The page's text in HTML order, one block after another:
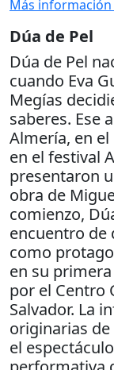
Más
Dúa de Pel
Dúa de Pel
cuando Eva
Megías
saberes. Ese
Almería, en
en el festival
presentaron
obra de
comienzo,
encuentro de
como
en su
por el Centro
Salvador. La
originarias
el espectáculo